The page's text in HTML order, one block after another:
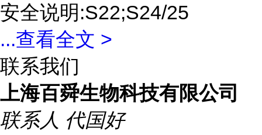
安全说明:S22;S24/25
...查看全文 >
联系我们
上海百舜生物科技有限公司
联系人 代国好